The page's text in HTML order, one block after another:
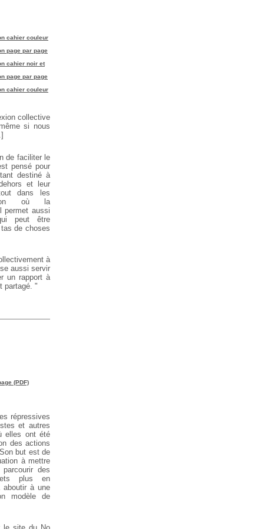
cahier couleur
page par page
cahier noir et
page par page
cahier couleur
collective
si nous
de faciliter le
pensé pour
destiné à
et leur
dans les
où la
permet aussi
peut être
de choses
à
aussi servir
un rapport à
partagé. "
(PDF)
répressives
et autres
elles ont été
des actions
but est de
à mettre
des
plus en
aboutir à une
modèle de